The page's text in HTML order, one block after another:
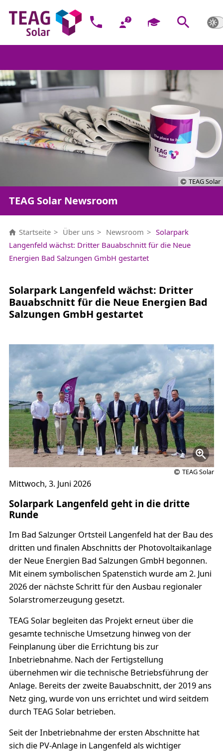
TEAG Solar
TEAG Solar Newsroom
Startseite Über uns Newsroom
Solarpark
Langenfeld wächst: Dritter Bauabschnitt für die Neue
Energien Bad Salzungen GmbH gestartet
Solarpark Langenfeld wächst: Dritter
Bauabschnitt für die Neue Energien Bad
Salzungen GmbH gestartet
TEAG Solar
Mittwoch, 3. Juni 2026
Solarpark Langenfeld geht in die dritte
Runde
Im Bad Salzunger Ortsteil Langenfeld hat der Bau des
dritten und finalen Abschnitts der Photovoltaikanlage
der Neue Energien Bad Salzungen GmbH begonnen.
Mit einem symbolischen Spatenstich wurde am 2. Juni
2026 der nächste Schritt für den Ausbau regionaler
Solarstromerzeugung gesetzt.
TEAG Solar begleiten das Projekt erneut über die
gesamte technische Umsetzung hinweg von der
Feinplanung über die Errichtung bis zur
Inbetriebnahme. Nach der Fertigstellung
übernehmen wir die technische Betriebsführung der
Anlage. Bereits der zweite Bauabschnitt, der 2019 ans
Netz ging, wurde von uns errichtet und wird seitdem
durch TEAG Solar betrieben.
Seit der Inbetriebnahme der ersten Abschnitte hat
sich die PV-Anlage in Langenfeld als wichtiger